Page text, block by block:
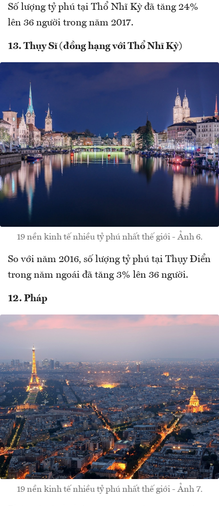
Số lượng tỷ phú tại Thổ Nhĩ Kỳ đã tăng 24%
lên 36 người trong năm 2017.
13. Thụy Sĩ (đồng hạng với Thổ Nhĩ Kỳ)
19 nền kinh tế nhiều tỷ phú nhất thế giới - Ảnh 6.
So với năm 2016, số lượng tỷ phú tại Thụy Điển
trong năm ngoái đã tăng 3% lên 36 người.
12. Pháp
19 nền kinh tế nhiều tỷ phú nhất thế giới - Ảnh 7.